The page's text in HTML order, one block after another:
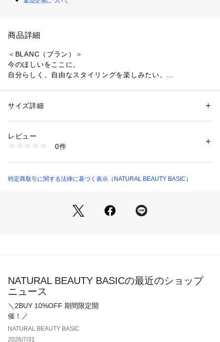
商品詳細
＜BLANC（ブラン）＞
今のほしいをここに。
自分らしく、自由なスタイリングを楽しみたい。
プルに仕上げています。軽い着用感のため、シーズンレスで着
ていただけます。
華やかなチュールフリンジ素材を使用しています。
像をご参照ください。
性別：レディース
素材：（外側）ポリエステル 97% ポリウレタン 3%（内側）ポリエステ
生産国：中国製
洗濯：手洗い 酸素系漂白○ アイロン× ドライ× タンブル乾燥× 吊り干し ウ
※詳しい洗濯方法については、商品の品質表示タグをご覧ください
0175120370 （ショップ）
サイズ詳細
レビュー
0件
特定商取引に関する法律に基づく表示（NATURAL BEAUTY BASIC）
NATURAL BEAUTY BASICの最近のショップ
ニュース
＼2BUY 10%OFF 期間限定開
催！／
NATURAL BEAUTY BASIC
2026/7/31